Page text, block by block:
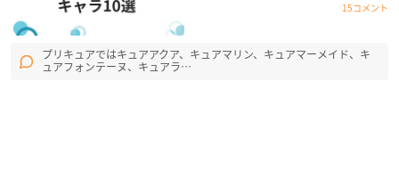
15コメント
プリキュアではキュアアクア、キュアマリン、キュアマーメイド、キ
ュアフォンテーヌ、キュアラ…